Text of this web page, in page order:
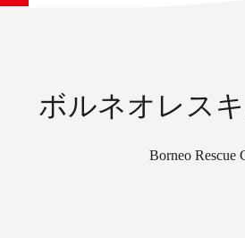
ボルネオレス
Borneo Rescue